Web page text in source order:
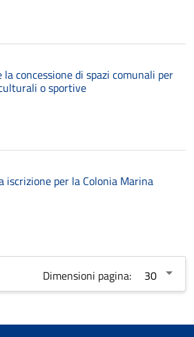
la concessione di spazi comunali per
o sportive
iscrizione per la Colonia Marina
Dimensioni pagina: